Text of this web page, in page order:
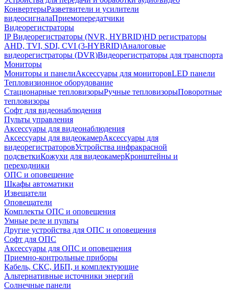
КонвертерыРазветвители и усилители
видеосигналаПриемопередатчики
Видеорегистраторы
IP Видеорегистраторы (NVR, HYBRID)HD регистраторы
AHD, TVI, SDI, CVI (3-HYBRID)Аналоговые
видеорегистраторы (DVR)Видеорегистраторы для транспорта
Мониторы
Мониторы и панелиАксессуары для мониторовLED панели
Тепловизионное оборудование
Стационарные тепловизорыРучные тепловизорыПоворотные
тепловизоры
Софт для видеонаблюдения
Пульты управления
Аксессуары для видеонаблюдения
Аксессуары для видеокамерАксессуары для
видеорегистраторовУстройства инфракрасной
подсветкиКожухи для видеокамерКронштейны и
переходники
ОПС и оповещение
Шкафы автоматики
Извещатели
Оповещатели
Комплекты ОПС и оповещения
Умные реле и пульты
Другие устройства для ОПС и оповещения
Софт для ОПС
Аксессуары для ОПС и оповещения
Приемно-контрольные приборы
Кабель, СКС, ИБП, и комплектующие
Альтернативные источники энергий
Солнечные панели